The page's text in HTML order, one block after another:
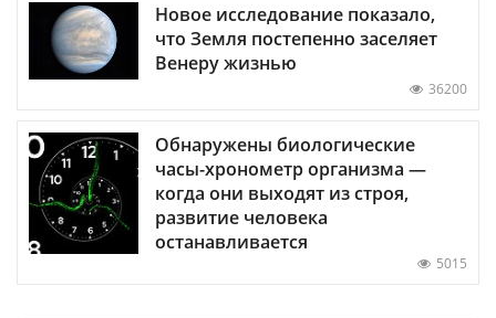
Новое исследование показало,
что Земля постепенно заселяет
Венеру жизнью
36200
Обнаружены биологические
часы-хронометр организма —
когда они выходят из строя,
развитие человека
останавливается
5015